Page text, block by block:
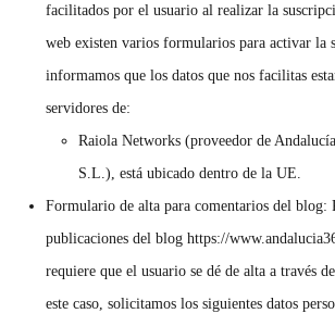
facilitados por el usuario al realizar la
web existen varios formularios para activar la
informamos que los datos que nos facilitas
servidores de:
Raiola Networks (proveedor de
S.L.), está ubicado dentro de la UE.
Formulario de alta para comentarios del blog:
publicaciones del blog https://
requiere que el usuario se dé de alta a través
este caso, solicitamos los siguientes datos